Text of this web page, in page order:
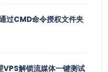
过CMD命令授权文件夹
解锁流媒体一键测试